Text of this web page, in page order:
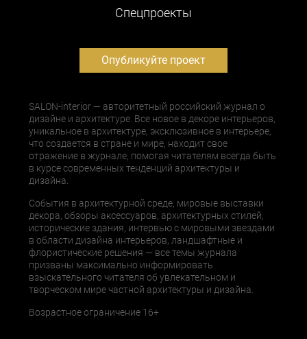
Cпецпроекты
Опубликуйте проект
SALON-interior — авторитетный российский журнал о
дизайне и архитектуре. Все новое в декоре интерьеров,
уникальное в архитектуре, эксклюзивное в интерьере,
что создается в стране и мире, находит свое
отражение в журнале, помогая читателям всегда быть
в курсе современных тенденций архитектуры и
дизайна.
События в архитектурной среде, мировые выставки
декора, обзоры аксессуаров, архитектурных стилей,
исторические здания, интервью с мировыми звездами
в области дизайна интерьеров, ландшафтные и
флористические решения — все темы журнала
призваны максимально информировать
взыскательного читателя об увлекательном и
творческом мире частной архитектуры и дизайна.
Возрастное ограничение 16+